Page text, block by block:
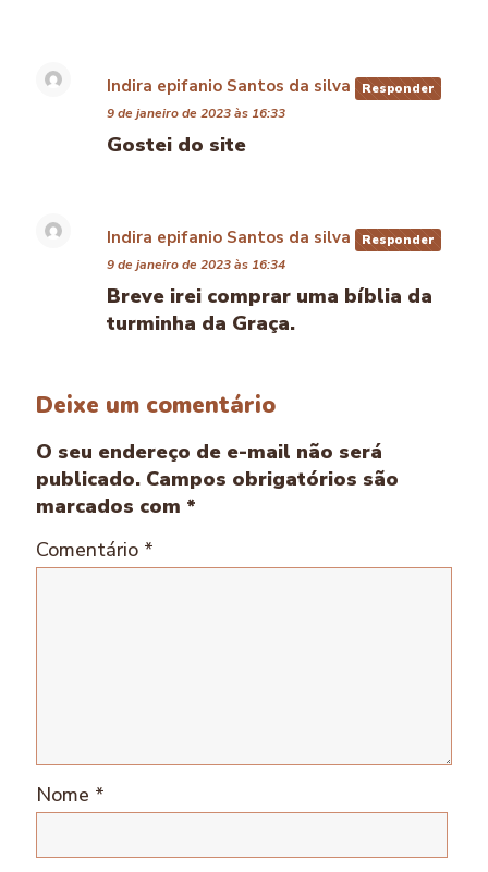
Indira epifanio Santos da silva disse:
9 de janeiro de 2023 às 16:33
Gostei do site
Responder
Indira epifanio Santos da silva disse:
9 de janeiro de 2023 às 16:34
Breve irei comprar uma bíblia da
turminha da Graça.
Responder
Deixe um comentário
O seu endereço de e-mail não será
publicado. Campos obrigatórios são
marcados com *
Comentário *
Nome *